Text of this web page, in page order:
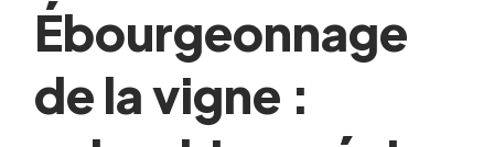
Ébourgeonnage
de la vigne :